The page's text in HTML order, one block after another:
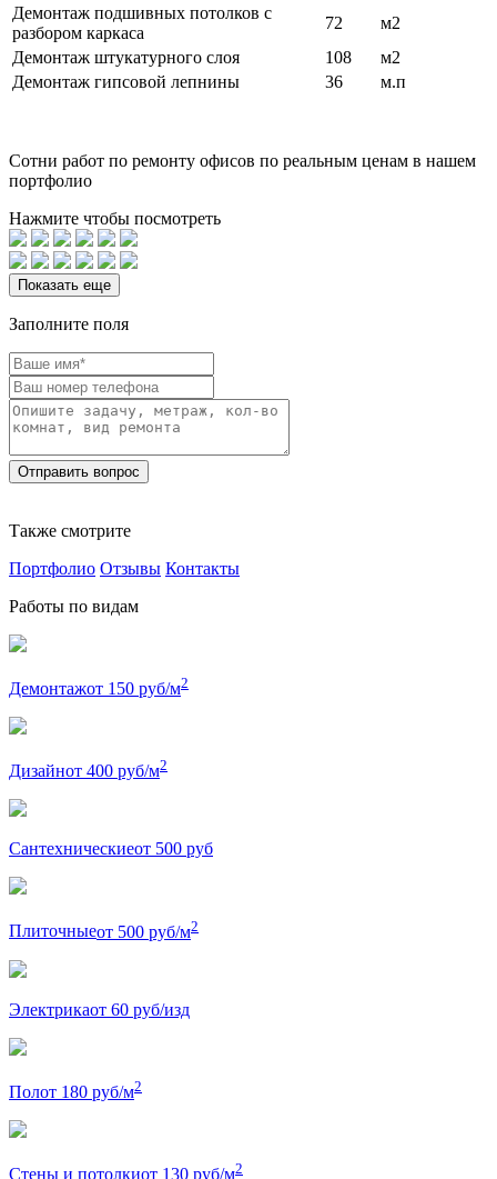
Демонтаж подшивных потолков с
разбором каркаса
72
м2
Демонтаж штукатурного слоя
108
м2
Демонтаж гипсовой лепнины
36 м.п
Сотни работ по ремонту офисов по реальным ценам в нашем
портфолио
Нажмите чтобы посмотреть
Показать еще
Заполните поля
Также смотрите
Портфолио Отзывы Контакты
Работы по видам
Демонтажот 150 руб/м2
Дизайнот 400 руб/м2
Сантехническиеот 500 руб
Плиточныеот 500 руб/м2
Электрикаот 60 руб/изд
Полот 180 руб/м2
Стены и потолкиот 130 руб/м2